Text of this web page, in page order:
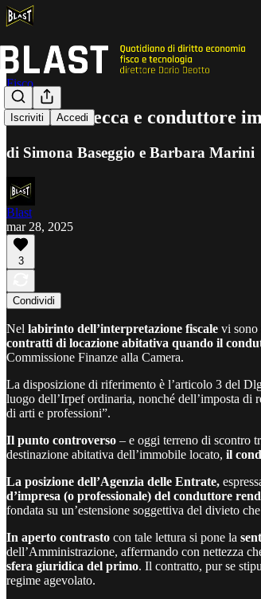
Iscriviti Accedi
Fisco
Cedolare secca e conduttore
di Simona Baseggio e Barbara Marini
Blast
mar 28, 2025
3
Condividi
Nel labirinto dell’interpretazione fiscale vi sono
contratti di locazione abitativa quando il
Commissione Finanze alla Camera.
La disposizione di riferimento è l’articolo 3 del
luogo dell’Irpef ordinaria, nonché dell’imposta di
di arti e professioni”.
Il punto controverso – e oggi terreno di scontro
destinazione abitativa dell’immobile locato, il
La posizione dell’Agenzia delle Entrate,
d’impresa (o professionale) del conduttore
fondata su un’estensione soggettiva del divieto
In aperto contrasto con tale lettura si pone la
dell’Amministrazione, affermando con nettezza
sfera giuridica del primo. Il contratto, pur se
regime agevolato.